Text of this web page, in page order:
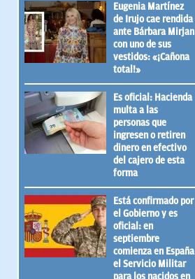
Eugenia Martínez
de Irujo cae rendida
ante Bárbara Mirjan
con uno de sus
vestidos: «¡Cañona
total!»
Es oficial: Hacienda
multa a las
personas que
ingresen o retiren
dinero en efectivo
del cajero de esta
forma
Está confirmado por
el Gobierno y es
oficial: en
septiembre
comienza en España
el Servicio Militar
para los nacidos en